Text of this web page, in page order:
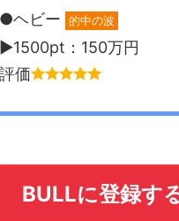
●ヘビー 的中の波
▶︎1500pt：150万円
評価
BULLに登録す